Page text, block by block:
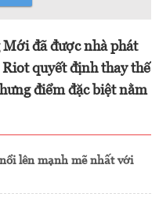
đã được nhà phát
quyết định thay thế
điểm đặc biệt nằm
lên mạnh mẽ nhất với